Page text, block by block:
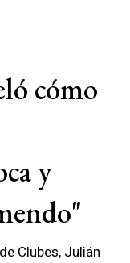
cómo
y
Clubes, Julián